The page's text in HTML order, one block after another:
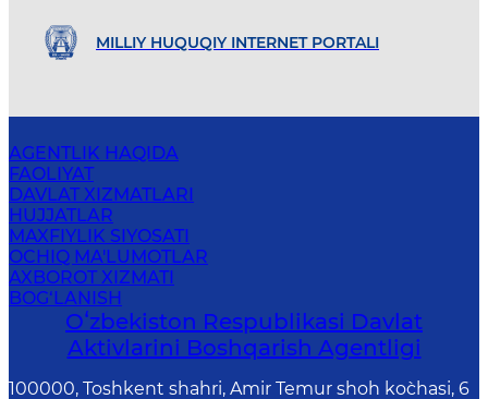
MILLIY HUQUQIY INTERNET PORTALI
AGENTLIK HAQIDA
FAOLIYAT
DAVLAT XIZMATLARI
HUJJATLAR
MAXFIYLIK SIYOSATI
OCHIQ MA'LUMOTLAR
AXBOROT XIZMATI
BOG‘LANISH
Oʻzbekiston Respublikasi Davlat
Aktivlarini Boshqarish Agentligi
100000, Toshkent shahri, Amir Temur shoh ko`chasi, 6